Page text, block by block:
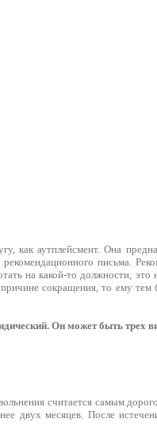
как аутплейсмент. Она
письма.
на какой-то должности,
сокращения, то ему
Он может быть трех
считается самым
двух месяцев. После